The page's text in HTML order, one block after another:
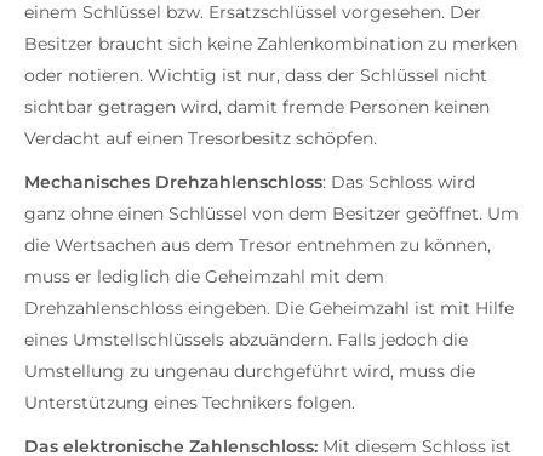
einem Schlüssel bzw. Ersatzschlüssel vorgesehen. Der
Besitzer braucht sich keine Zahlenkombination zu merken
oder notieren. Wichtig ist nur, dass der Schlüssel nicht
sichtbar getragen wird, damit fremde Personen keinen
Verdacht auf einen Tresorbesitz schöpfen.
Mechanisches Drehzahlenschloss: Das Schloss wird
ganz ohne einen Schlüssel von dem Besitzer geöffnet. Um
die Wertsachen aus dem Tresor entnehmen zu können,
muss er lediglich die Geheimzahl mit dem
Drehzahlenschloss eingeben. Die Geheimzahl ist mit Hilfe
eines Umstellschlüssels abzuändern. Falls jedoch die
Umstellung zu ungenau durchgeführt wird, muss die
Unterstützung eines Technikers folgen.
Das elektronische Zahlenschloss: Mit diesem Schloss ist